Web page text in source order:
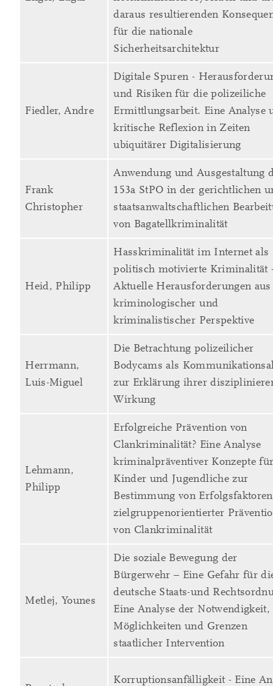
daraus resultierenden
für die nationale
Sicherheitsarchitektur
Fiedler, Andre
Digitale Spuren -
und Risiken für die polizeiliche
Ermittlungsarbeit. Eine Analyse
kritische Reflexion in Zeiten
ubiquitärer Digitalisierung
Frank
Christopher
Anwendung und Ausgestaltung
153a StPO in der gerichtlichen
staatsanwaltschaftlichen
von Bagatellkriminalität
Heid, Philipp
Hasskriminalität im Internet als
politisch motivierte Kriminalität
Aktuelle Herausforderungen aus
kriminologischer und
kriminalistischer Perspektive
Herrmann,
Luis-Miguel
Die Betrachtung polizeilicher
Bodycams als
zur Erklärung ihrer
Wirkung
Lehmann,
Philipp
Erfolgreiche Prävention von
Clankriminalität? Eine Analyse
kriminalpräventiver Konzepte
Kinder und Jugendliche zur
Bestimmung von Erfolgsfaktoren
zielgruppenorientierter
von Clankriminalität
Metlej, Younes
Die soziale Bewegung der
Bürgerwehr – Eine Gefahr für
deutsche Staats-und
Eine Analyse der Notwendigkeit,
Möglichkeiten und Grenzen
staatlicher Intervention
Korruptionsanfälligkeit - Eine